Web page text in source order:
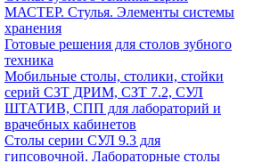
МАСТЕР. Стулья. Элементы системы
хранения
Готовые решения для столов зубного
техника
Мобильные столы, столики, стойки
серий СЗТ ДРИМ, СЗТ 7.2, СУЛ
ШТАТИВ, СПП для лабораторий и
врачебных кабинетов
Столы серии СУЛ 9.3 для
гипсовочной. Лабораторные столы